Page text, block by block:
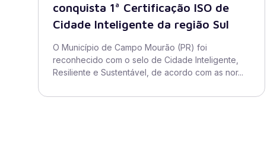
conquista 1ª Certificação ISO de
Cidade Inteligente da região Sul
O Município de Campo Mourão (PR) foi
reconhecido com o selo de Cidade Inteligente,
Resiliente e Sustentável, de acordo com as nor...